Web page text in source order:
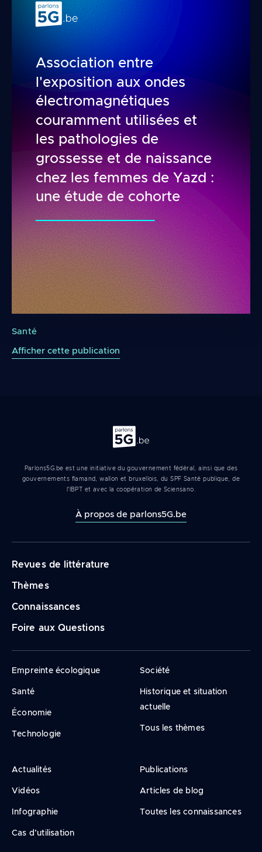
Association entre
l'exposition aux ondes
électromagnétiques
couramment utilisées et
les pathologies de
grossesse et de naissance
chez les femmes de Yazd :
une étude de cohorte
Santé
Afficher cette publication
Parlons 5G
Parlons5G.be est une initiative du gouvernement fédéral, ainsi que des
gouvernements flamand, wallon et bruxellois, du SPF Santé publique, de
l'IBPT et avec la coopération de Sciensano.
À propos de parlons5G.be
principale
Revues de littérature
Thèmes
Connaissances
Foire aux Questions
Empreinte écologique
Santé
Économie
Technologie
Société
Historique et situation
actuelle
Tous les thèmes
Actualités
Vidéos
Infographie
Cas d’utilisation
Publications
Articles de blog
Toutes les connaissances